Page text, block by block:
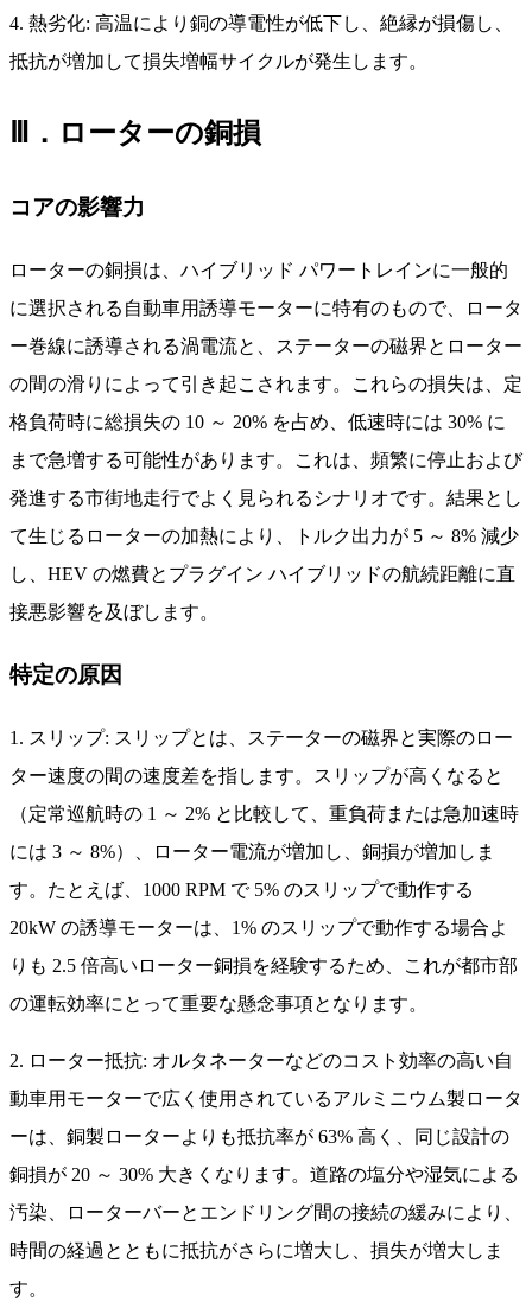
4. 熱劣化: 高温により銅の導電性が低下し、絶縁が損傷し、
抵抗が増加して損失増幅サイクルが発生します。
Ⅲ．ローターの銅損
コアの影響力
ローターの銅損は、ハイブリッド パワートレインに一般的
に選択される自動車用誘導モーターに特有のもので、ロータ
ー巻線に誘導される渦電流と、ステーターの磁界とローター
の間の滑りによって引き起こされます。これらの損失は、定
格負荷時に総損失の 10 ～ 20% を占め、低速時には 30% に
まで急増する可能性があります。これは、頻繁に停止および
発進する市街地走行でよく見られるシナリオです。結果とし
て生じるローターの加熱により、トルク出力が 5 ～ 8% 減少
し、HEV の燃費とプラグイン ハイブリッドの航続距離に直
接悪影響を及ぼします。
特定の原因
1. スリップ: スリップとは、ステーターの磁界と実際のロー
ター速度の間の速度差を指します。スリップが高くなると
（定常巡航時の 1 ～ 2% と比較して、重負荷または急加速時
には 3 ～ 8%）、ローター電流が増加し、銅損が増加しま
す。たとえば、1000 RPM で 5% のスリップで動作する
20kW の誘導モーターは、1% のスリップで動作する場合よ
りも 2.5 倍高いローター銅損を経験するため、これが都市部
の運転効率にとって重要な懸念事項となります。
2. ローター抵抗: オルタネーターなどのコスト効率の高い自
動車用モーターで広く使用されているアルミニウム製ロータ
ーは、銅製ローターよりも抵抗率が 63% 高く、同じ設計の
銅損が 20 ～ 30% 大きくなります。道路の塩分や湿気による
汚染、ローターバーとエンドリング間の接続の緩みにより、
時間の経過とともに抵抗がさらに増大し、損失が増大しま
す。